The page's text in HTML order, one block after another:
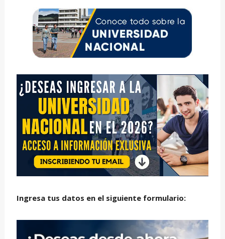
Ingresa tus datos en el siguiente formulario: